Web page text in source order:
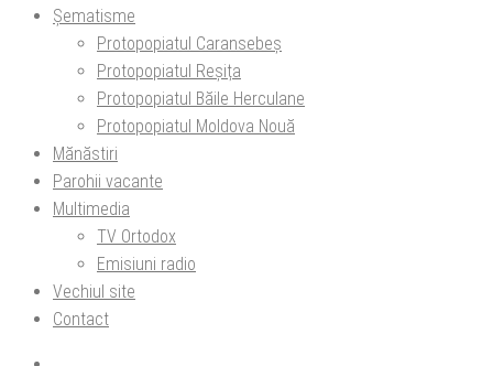
Șematisme
Protopopiatul Caransebeș
Protopopiatul Reșița
Protopopiatul Băile Herculane
Protopopiatul Moldova Nouă
Mănăstiri
Parohii vacante
Multimedia
TV Ortodox
Emisiuni radio
Vechiul site
Contact